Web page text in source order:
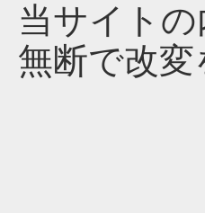
当サイト
無断で改